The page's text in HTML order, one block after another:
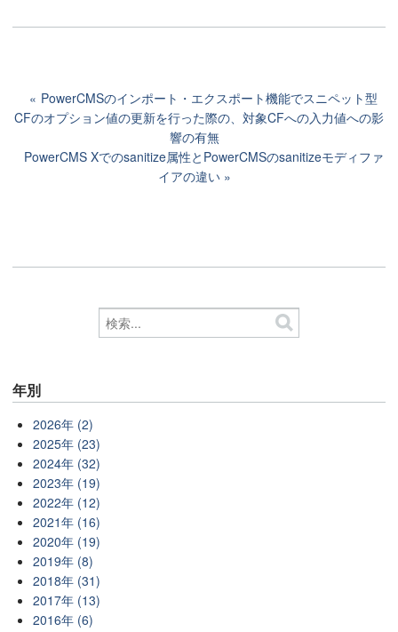
PowerCMSのインポート・エクスポート機能でスニペット型
CFのオプション値の更新を行った際の、対象CFへの入力値への影
響の有無
PowerCMS Xでのsanitize属性とPowerCMSのsanitizeモディファ
イアの違い
年別
2026年 (2)
2025年 (23)
2024年 (32)
2023年 (19)
2022年 (12)
2021年 (16)
2020年 (19)
2019年 (8)
2018年 (31)
2017年 (13)
2016年 (6)